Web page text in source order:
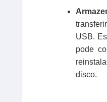
USB.
pode
disco.